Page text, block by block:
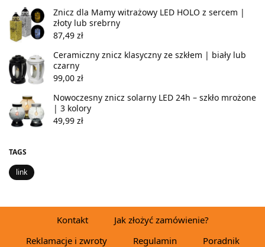
Znicz dla Mamy witrażowy LED HOLO z sercem |
złoty lub srebrny
87,49 zł
Ceramiczny znicz klasyczny ze szkłem | biały lub
czarny
99,00 zł
Nowoczesny znicz solarny LED 24h – szkło mrożone
| 3 kolory
49,99 zł
TAGS
link
Kontakt
Jak złożyć zamówienie?
Reklamacje i zwroty
Regulamin
Poradnik